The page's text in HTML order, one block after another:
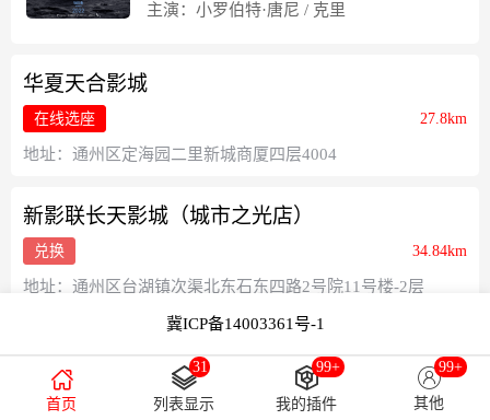
素
主演： 小罗伯特·唐尼 / 克里
华夏天合影城
在线选座 27.8km
地址：通州区定海园二里新城商厦四层4004
新影联长天影城（城市之光店）
兑换 34.84km
地址：通州区台湖镇次渠北东石东四路2号院11号楼-2层
开启弹出
冀ICP备14003361号-1
首页
31
列表显示
99+
我的插件
99+
其他